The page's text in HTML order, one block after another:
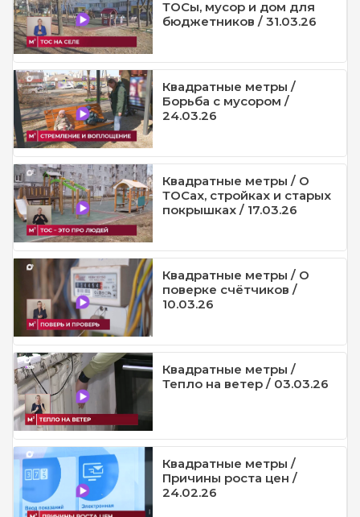
ТОСы, мусор и дом для
бюджетников / 31.03.26
Квадратные метры /
Борьба с мусором /
24.03.26
Квадратные метры / О
ТОСах, стройках и старых
покрышках / 17.03.26
Квадратные метры / О
поверке счётчиков /
10.03.26
Квадратные метры /
Тепло на ветер / 03.03.26
Квадратные метры /
Причины роста цен /
24.02.26